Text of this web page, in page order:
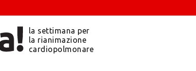
la settimana per
la rianimazione
cardiopolmonare